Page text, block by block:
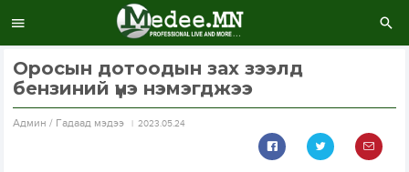
Оросын дотоодын зах зээлд
бензиний үнэ нэмэгджээ
Aдмин / Гадаад мэдээ 2023.05.24